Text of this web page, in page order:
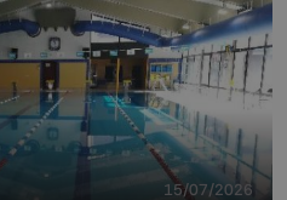
15/07/2026